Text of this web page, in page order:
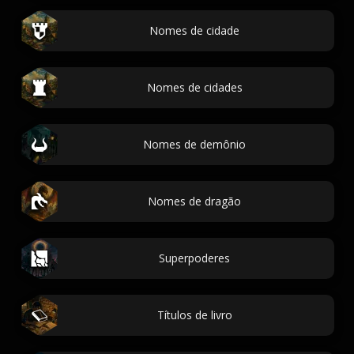
Nomes de cidade
Nomes de cidades
Nomes de demônio
Nomes de dragão
Superpoderes
Títulos de livro